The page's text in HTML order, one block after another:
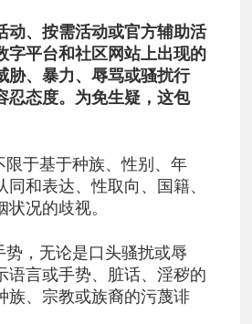
动、按需活动或官方辅助活
字平台和社区网站上出现的
胁、暴力、辱骂或骚扰行
忍态度。为免生疑，这包
限于基于种族、性别、年
和表达、性取向、国籍、
况的歧视。
势，无论是口头骚扰或辱
语言或手势、脏话、淫秽的
族、宗教或族裔的污蔑诽